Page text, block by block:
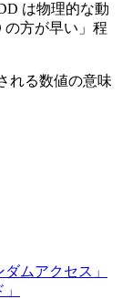
は物理的な動
の方が早い」程
れる数値の意味
ムアクセス」